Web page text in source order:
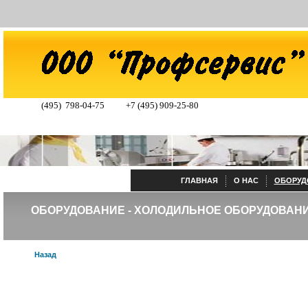
(495) 798-04-75 +7 (495) 909-25-80
ГЛАВНАЯ О НАС
ОБОРУДОВАНИЕ - ХОЛОДИЛЬНОЕ ОБОРУДОВАНИЕ
Назад